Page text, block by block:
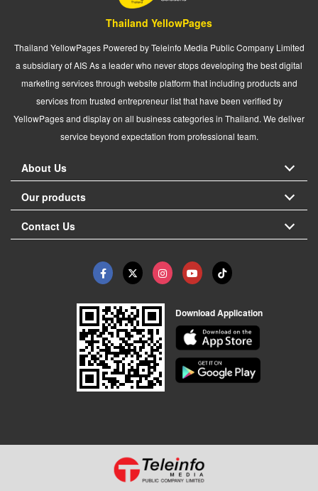
Thailand YellowPages
Thailand YellowPages Powered by Teleinfo Media Public Company Limited
a subsidiary of AIS As a leader who never stops developing the best digital
marketing services through website platform that including products and
services from trusted entrepreneur list that have been verified by
YellowPages and display on all business categories in Thailand. We deliver
service beyond expectation from professional team.
About Us
Our products
Contact Us
Download Application